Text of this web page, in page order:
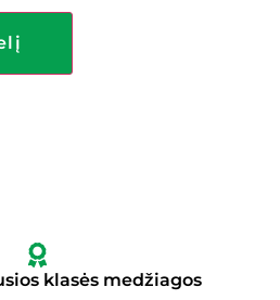
klasės medžiagos